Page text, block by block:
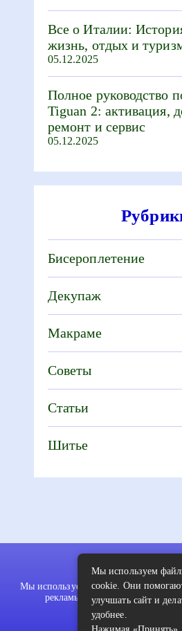
Все о Италии:
жизнь, отдых и
05.12.2025
Полное руководство
Tiguan 2: активация,
ремонт и сервис
05.12.2025
Бисероплетение
Декупаж
Макраме
Советы
Статьи
Шитье
Мы используем файлы cookie для
рекламы и/или контента и
Мы используем
cookie. Они
улучшать сайт и
удобнее.